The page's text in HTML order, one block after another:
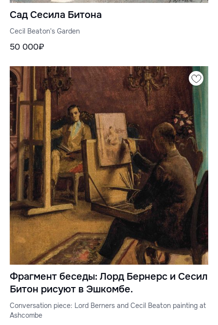
Сад Сесила Битона
Cecil Beaton's Garden
50 000₽
Фрагмент беседы: Лорд Бернерс и Сесил
Битон рисуют в Эшкомбе.
Conversation piece: Lord Berners and Cecil Beaton painting at
Ashcombe